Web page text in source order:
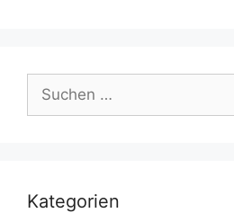
Suchen
nach:
Kategorien